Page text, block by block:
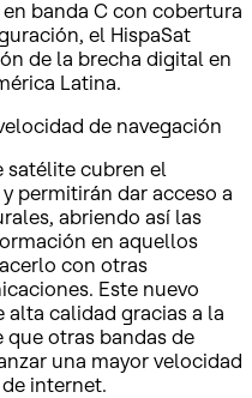
banda C con cobertura
el HispaSat
de la brecha digital en
Latina.
de navegación
satélite cubren el
permitirán dar acceso a
abriendo así las
en aquellos
con otras
Este nuevo
calidad gracias a la
que otras bandas de
una mayor velocidad
internet.